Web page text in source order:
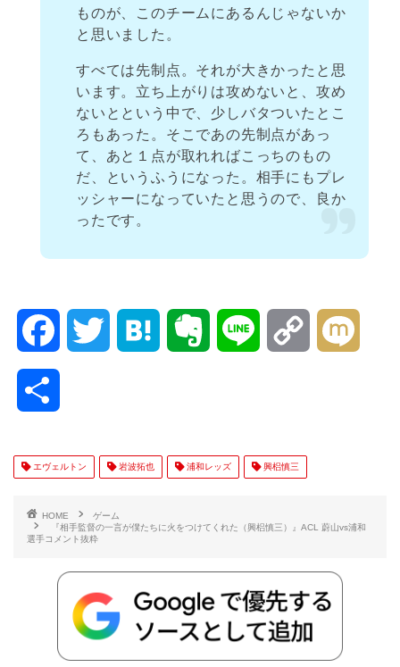
ものが、このチームにあるんじゃないか
と思いました。
すべては先制点。それが大きかったと思
います。立ち上がりは攻めないと、攻め
ないとという中で、少しバタついたとこ
ろもあった。そこであの先制点があっ
て、あと１点が取れればこっちのもの
だ、というふうになった。相手にもプレ
ッシャーになっていたと思うので、良か
ったです。
e
o
t e r
e
e
エヴェルトン 岩波拓也 浦和レッズ 興梠慎三
HOME
ゲーム
『相手監督の一言が僕たちに火をつけてくれた（興梠慎三）』ACL 蔚山vs浦和
選手コメント抜粋